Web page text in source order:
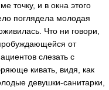
точку, и в окна этого
поглядела молодая
Что ни говори,
от
слезать с
кивать, видя, как
девушки-санитарки,